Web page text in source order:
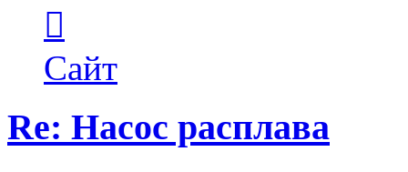
пользователя
Maks42
Сайт
Re: Насос расплава